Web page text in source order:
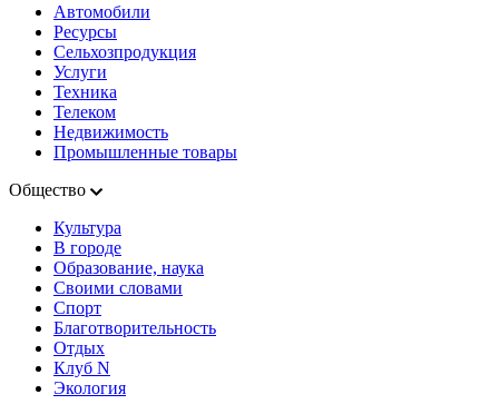
Автомобили
Ресурсы
Сельхозпродукция
Услуги
Техника
Телеком
Недвижимость
Промышленные товары
Общество
Культура
В городе
Образование, наука
Своими словами
Спорт
Благотворительность
Отдых
Клуб N
Экология